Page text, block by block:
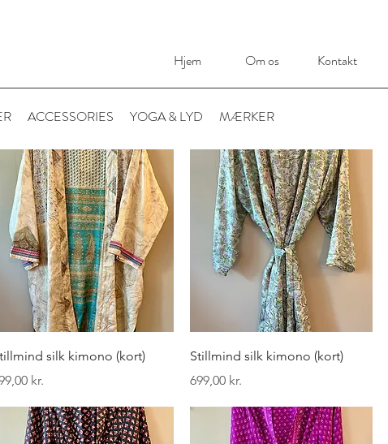
Hjem Om os Kontakt
ACCESSORIES YOGA & LYD MÆRKER
Hurtigvisning
silk kimono (kort)
kr.
Hurtigvisning
Stillmind silk kimono (kort)
Pris
699,00 kr.